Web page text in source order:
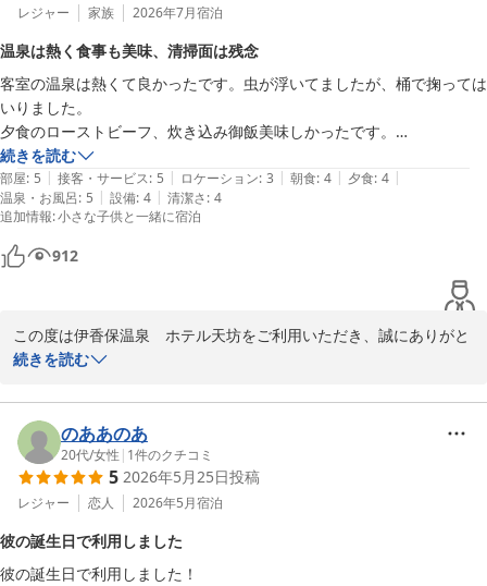
一方で、客室でのWi-Fiや電波状況に関しまして、ご不便をおかけ
信環境につきましては今後の改善の参考にさせていただきます。
また、温泉の泉質や蟹のお料理につきましても、貴重なご意見をあ
りがとうございます。お客様からいただきましたお声を真摯に受け
止め、より一層ご満足いただけるサービスやお料理の提供を目指し
て検討させていただきます。
次回お越しいただける機会がございましたら、より快適にお過ごし
いただけるよう努めてまいります。またのお越しを心よりお待ちし
ております。
伊香保温泉 ホテル天坊
レジャー 家族 2026年7月宿泊
温泉は熱く食事も美味、清掃面は残念
客室の温泉は熱くて良かったです。虫が浮いてましたが、桶で掬っては
いりました。
夕食のローストビーフ、炊き込み御飯美味しかったです。
部屋のコップに口紅の後が残っていたのはマイナス評価。
接客も○
満足でした。
続きを読む
部屋: 5 | 接客・サービス: 5 | ロケーション: 3 | 朝食: 4 | 夕食: 4 |
温泉・お風呂: 5 | 設備: 4 | 清潔さ: 4
追加情報:小さな子供と一緒に宿泊
912
この度は伊香保温泉　ホテル天坊をご利用いただき、誠にありがと
うございます。
客室の温泉や夕食のお料理につきまして、お褒めの言葉をいただき
大変光栄でございます。ローストビーフや炊き込み御飯をご堪能い
ただけたようで、嬉しく存じます。
一方で、客室の清掃不備により、お客様に多大なるご不快な思いを
につきましては、早急に清掃担当者へ共有し、客室の点検体制を改
めて見直す所存です。
続きを読む
のああのあ
20代/女性 | 1件のクチコミ
5 2026年5月25日投稿
レジャー 恋人 2026年5月宿泊
彼の誕生日で利用しました
彼の誕生日で利用しました！